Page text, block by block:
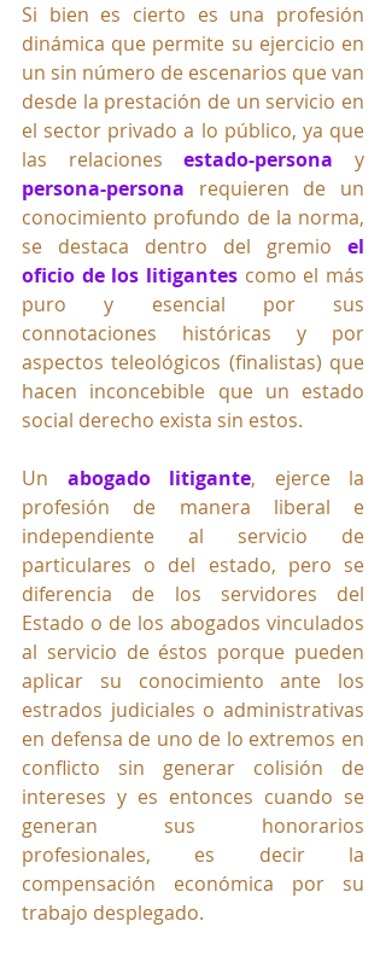
Si bien es cierto es una profesión
dinámica que permite su ejercicio en
un sin número de escenarios que van
desde la prestación de un servicio en
el sector privado a lo público, ya que
las relaciones estado-persona
persona-persona requieren de un
conocimiento profundo de la norma,
se destaca dentro del gremio el
oficio de los litigantes como el más
puro y esencial por sus
connotaciones históricas y por
aspectos teleológicos (finalistas) que
hacen inconcebible que un estado
social derecho exista sin estos.
Un abogado litigante, ejerce la
profesión de manera liberal e
independiente al servicio de
particulares o del estado, pero se
diferencia de los servidores del
Estado o de los abogados vinculados
al servicio de éstos porque pueden
aplicar su conocimiento ante los
estrados judiciales o administrativas
en defensa de uno de lo extremos en
conflicto sin generar colisión de
intereses y es entonces cuando se
generan sus honorarios
profesionales, es decir la
compensación económica por su
trabajo desplegado.